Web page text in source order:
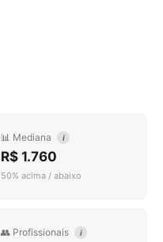
📊 Mediana i
R$ 1.760
50% acima / abaixo
👥 Profissionais i